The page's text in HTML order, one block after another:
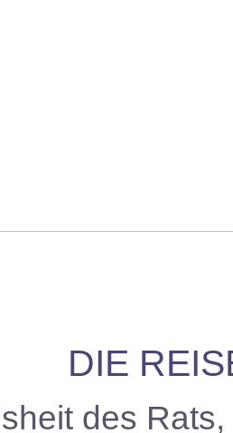
DIE
des